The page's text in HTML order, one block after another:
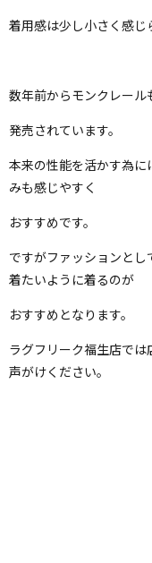
着用感は少し小さく感じ
数年前からモンクレール
発売されています。
本来の性能を活かす為
みも感じやすく
おすすめです。
ですがファッションと
着たいように着るのが
おすすめとなります。
ラグフリーク福生店で
声がけください。